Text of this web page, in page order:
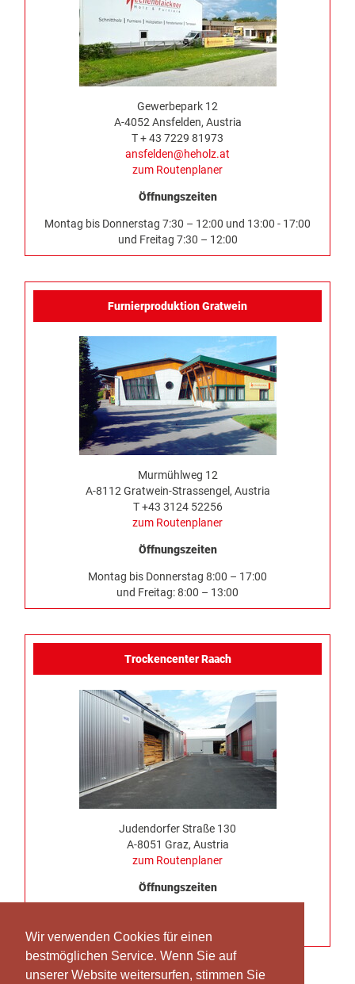
Wir verwenden Cookies für einen
bestmöglichen Service. Wenn Sie auf
unserer Website weitersurfen, stimmen Sie
Gewerbepark 12
A-4052 Ansfelden, Austria
T + 43 7229 81973
ansfelden@heholz.at
zum Routenplaner
Öffnungszeiten
Montag bis Donnerstag 7:30 – 12:00 und 13:00 - 17:00
und Freitag 7:30 – 12:00
Furnierproduktion Gratwein
Murmühlweg 12
A-8112 Gratwein-Strassengel, Austria
T +43 3124 52256
zum Routenplaner
Öffnungszeiten
Montag bis Donnerstag 8:00 – 17:00
und Freitag: 8:00 – 13:00
Trockencenter Raach
Judendorfer Straße 130
A-8051 Graz, Austria
zum Routenplaner
Öffnungszeiten
Freitag keine LKW Anlieferung möglich